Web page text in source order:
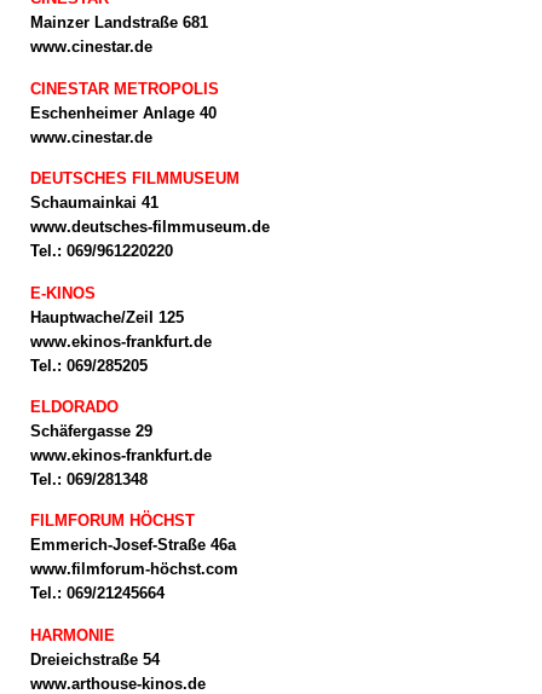
Mainzer Landstraße 681
www.cinestar.de
CINESTAR METROPOLIS
Eschenheimer Anlage 40
www.cinestar.de
DEUTSCHES FILMMUSEUM
Schaumainkai 41
www.deutsches-filmmuseum.de
Tel.: 069/961220220
E-KINOS
Hauptwache/Zeil 125
www.ekinos-frankfurt.de
Tel.: 069/285205
ELDORADO
Schäfergasse 29
www.ekinos-frankfurt.de
Tel.: 069/281348
FILMFORUM HÖCHST
Emmerich-Josef-Straße 46a
www.filmforum-höchst.com
Tel.: 069/21245664
HARMONIE
Dreieichstraße 54
www.arthouse-kinos.de